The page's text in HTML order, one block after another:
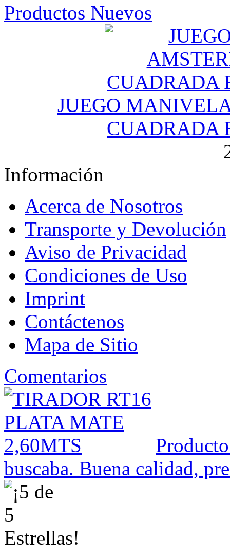
Productos Nuevos
JUEGO
CUADRADA
Información
Acerca de Nosotros
Transporte y Devolución
Aviso de Privacidad
Condiciones de Uso
Imprint
Contáctenos
Mapa de Sitio
Comentarios
buscaba. Buena calidad,